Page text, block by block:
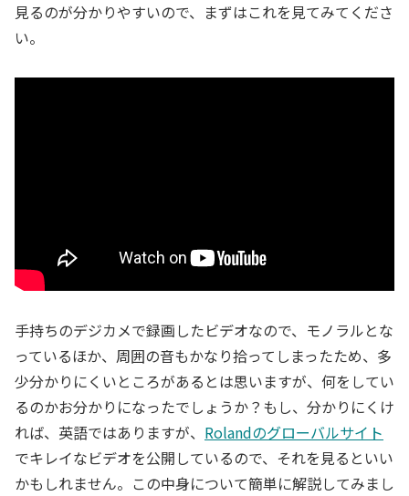
見るのが分かりやすいので、まずはこれを見てみてくださ
い。
手持ちのデジカメで録画したビデオなので、モノラルとな
っているほか、周囲の音もかなり拾ってしまったため、多
少分かりにくいところがあるとは思いますが、何をしてい
るのかお分かりになったでしょうか？もし、分かりにくけ
れば、英語ではありますが、 Rolandのグローバルサイト
でキレイなビデオを公開しているので、それを見るといい
かもしれません。この中身について簡単に解説してみまし